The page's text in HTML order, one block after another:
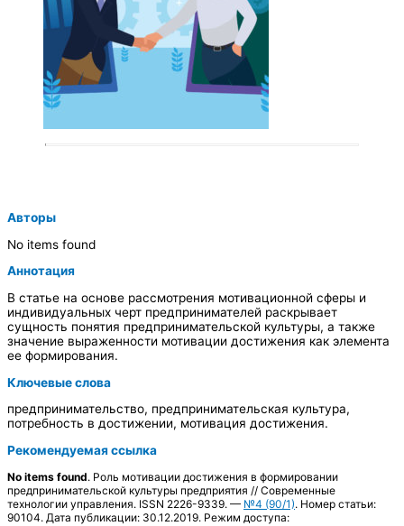
Авторы
No items found
Аннотация
В статье на основе рассмотрения мотивационной сферы и
индивидуальных черт предпринимателей раскрывает
сущность понятия предпринимательской культуры, а также
значение выраженности мотивации достижения как элемента
ее формирования.
Ключевые слова
предпринимательство, предпринимательская культура,
потребность в достижении, мотивация достижения.
Рекомендуемая ссылка
No items found. Роль мотивации достижения в формировании
предпринимательской культуры предприятия // Современные
технологии управления. ISSN 2226-9339. — №4 (90/1). Номер статьи:
90104. Дата публикации: 30.12.2019. Режим доступа: